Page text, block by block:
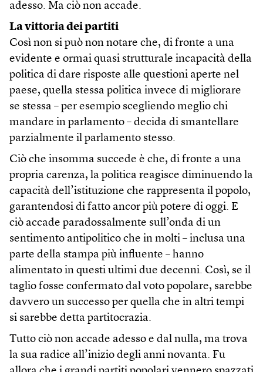
adesso. Ma ciò non accade.
La vittoria dei partiti
Così non si può non notare che, di fronte a una
evidente e ormai quasi strutturale incapacità della
politica di dare risposte alle questioni aperte nel
paese, quella stessa politica invece di migliorare
se stessa – per esempio scegliendo meglio chi
mandare in parlamento – decida di smantellare
parzialmente il parlamento stesso.
Ciò che insomma succede è che, di fronte a una
propria carenza, la politica reagisce diminuendo la
capacità dell’istituzione che rappresenta il popolo,
garantendosi di fatto ancor più potere di oggi. E
ciò accade paradossalmente sull’onda di un
sentimento antipolitico che in molti – inclusa una
parte della stampa più influente – hanno
alimentato in questi ultimi due decenni. Così, se il
taglio fosse confermato dal voto popolare, sarebbe
davvero un successo per quella che in altri tempi
si sarebbe detta partitocrazia.
Tutto ciò non accade adesso e dal nulla, ma trova
la sua radice all’inizio degli anni novanta. Fu